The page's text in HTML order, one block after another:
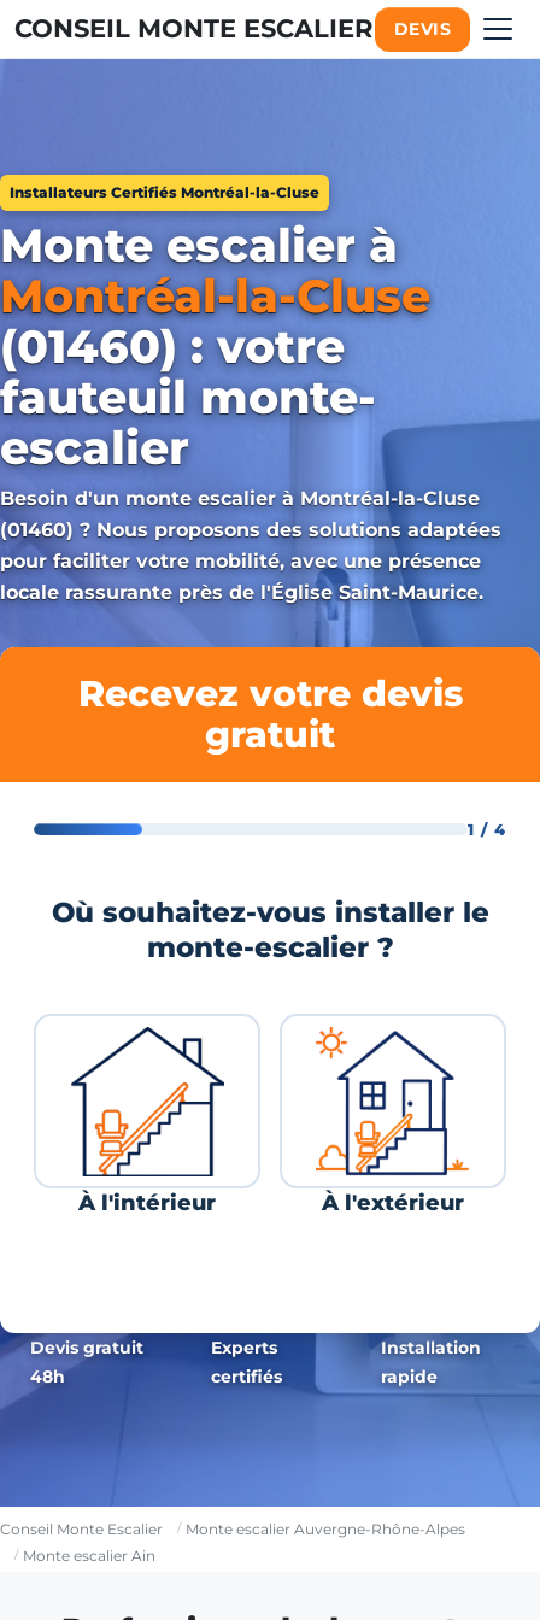
CONSEIL MONTE ESCALIER DEVIS
Installateurs Certifiés Montréal-la-Cluse
Monte escalier à
Montréal-la-Cluse
(01460) : votre
fauteuil monte-
escalier
Besoin d'un monte escalier à Montréal-la-Cluse
(01460) ? Nous proposons des solutions adaptées
pour faciliter votre mobilité, avec une présence
locale rassurante près de l'Église Saint-Maurice.
Recevez votre devis
gratuit
1 / 4
Où souhaitez-vous installer le
monte-escalier ?
À l'intérieur À l'extérieur
Devis gratuit
48h
Experts
certifiés
Installation
rapide
Conseil Monte Escalier
Monte escalier Auvergne-Rhône-Alpes
Monte escalier Ain